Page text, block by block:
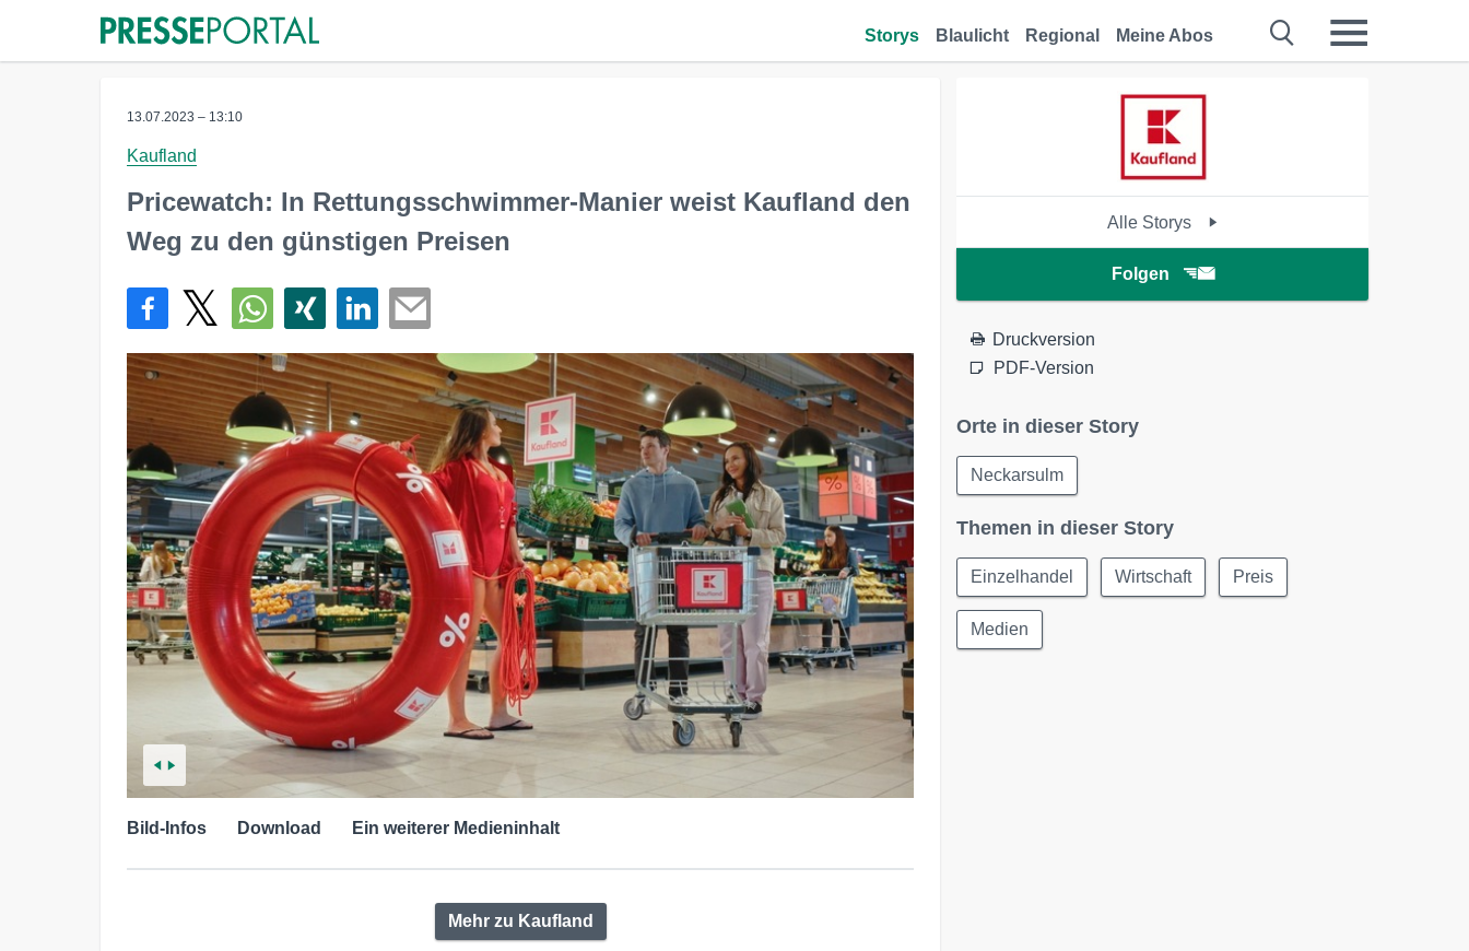
Storys Blaulicht Regional Meine Abos
13.07.2023 – 13:10
Kaufland
Pricewatch: In Rettungsschwimmer-Manier weist Kaufland den
Weg zu den günstigen Preisen
Bild-Infos Download Ein weiterer Medieninhalt
Mehr zu Kaufland
Alle Storys
Folgen
Druckversion
PDF-Version
Orte in dieser Story
Neckarsulm
Themen in dieser Story
Einzelhandel Wirtschaft Preis
Medien